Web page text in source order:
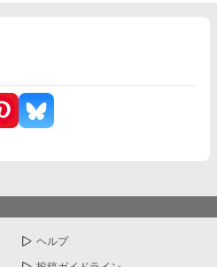
ヘルプ